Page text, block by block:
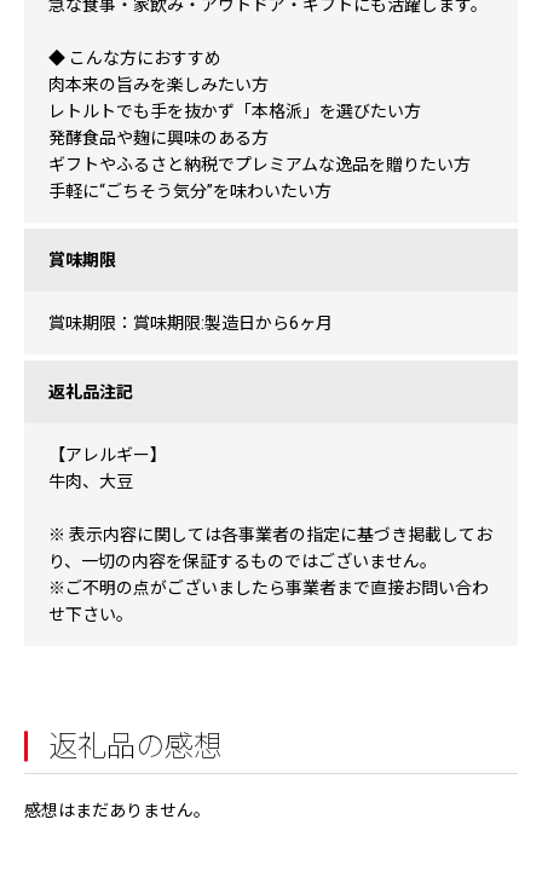
急な食事・家飲み・アウトドア・ギフトにも活躍します。
◆ こんな方におすすめ
肉本来の旨みを楽しみたい方
レトルトでも手を抜かず「本格派」を選びたい方
発酵食品や麹に興味のある方
ギフトやふるさと納税でプレミアムな逸品を贈りたい方
手軽に“ごちそう気分”を味わいたい方
賞味期限
賞味期限：賞味期限:製造日から6ヶ月
返礼品注記
【アレルギー】
牛肉、大豆
※ 表示内容に関しては各事業者の指定に基づき掲載してお
り、一切の内容を保証するものではございません。
※ご不明の点がございましたら事業者まで直接お問い合わ
せ下さい。
返礼品の感想
感想はまだありません。